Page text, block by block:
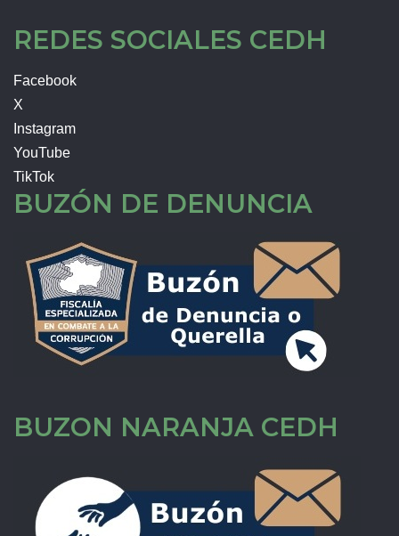
REDES SOCIALES CEDH
Facebook
X
Instagram
YouTube
TikTok
BUZÓN DE DENUNCIA
BUZON NARANJA CEDH